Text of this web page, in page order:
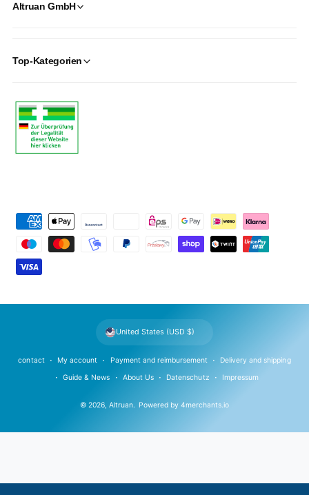
Altruan GmbH
Top-Kategorien
m
n
© 2026,Altruan. Powered by 4merchants.io
contact My account Payment and reimbursement Delivery and shipping
Guide & News About Us Datenschutz Impressum
United States (USD $)